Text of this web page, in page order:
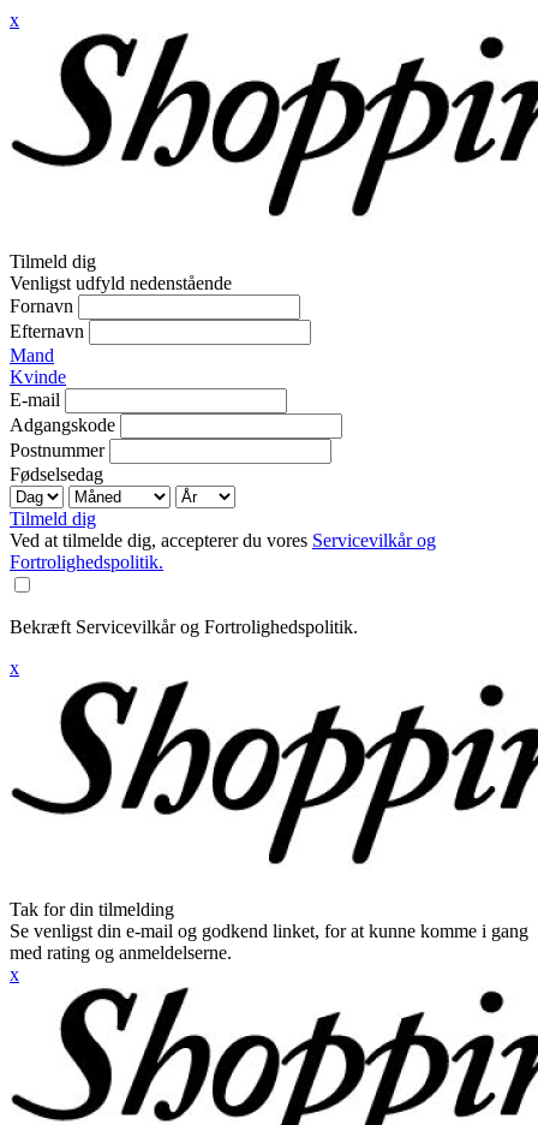
x
Tilmeld dig
Venligst udfyld nedenstående
Fornavn
Efternavn
Mand
Kvinde
E-mail
Adgangskode
Postnummer
Fødselsedag
Tilmeld dig
Ved at tilmelde dig, accepterer du vores Servicevilkår og
Fortrolighedspolitik.
Bekræft Servicevilkår og Fortrolighedspolitik.
x
Tak for din tilmelding
Se venligst din e-mail og godkend linket, for at kunne komme i gang
med rating og anmeldelserne.
x